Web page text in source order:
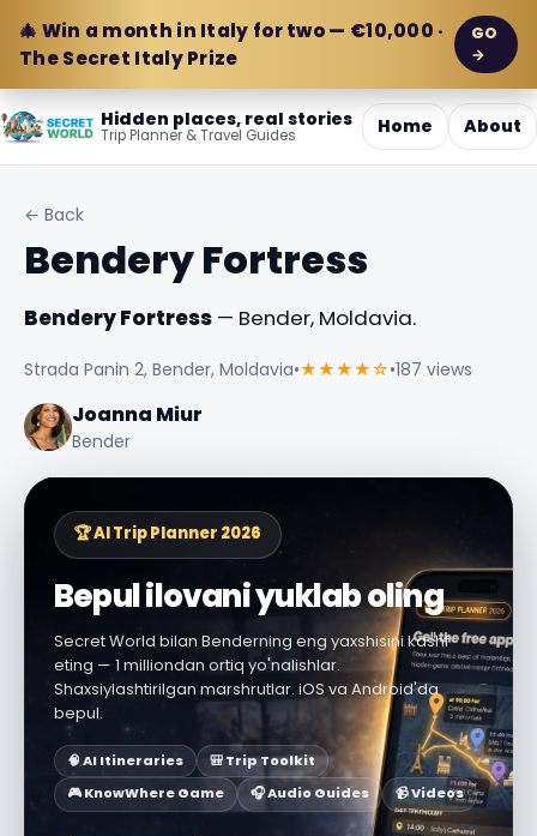
🎄 Win a month in Italy for two — €10,000 ·
The Secret Italy Prize
GO
→
Hidden places, real stories
Trip Planner & Travel Guides Home About
← Back
Bendery Fortress
Bendery Fortress — Bender, Moldavia.
Strada Panin 2, Bender, Moldavia•★★★★☆•187 views
Joanna Miur
Bender
🏆 AI Trip Planner 2026
Bepul ilovani yuklab oling
Secret World bilan Benderning eng yaxshisini kashf
eting — 1 milliondan ortiq yo'nalishlar.
Shaxsiylashtirilgan marshrutlar. iOS va Android'da
bepul.
🧠 AI Itineraries
🎒 Trip Toolkit
🎮 KnowWhere Game
🎧 Audio Guides 📹 Videos